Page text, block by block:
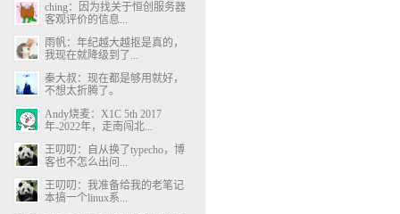
ching：因为找关于恒创服务器
客观评价的信息...
雨帆：年纪越大越抠是真的，
我现在就降级到了...
秦大叔：现在都是够用就好，
不想太折腾了。
Andy烧麦：X1C 5th 2017
年-2022年，走南闯北...
王叨叨：自从换了typecho，博
客也不怎么出问...
王叨叨：我准备给我的老笔记
本搞一个linux系...